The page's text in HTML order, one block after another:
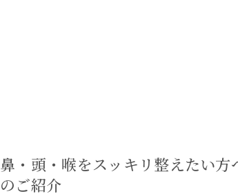
鼻・頭・喉をスッキリ整えたい方
のご紹介